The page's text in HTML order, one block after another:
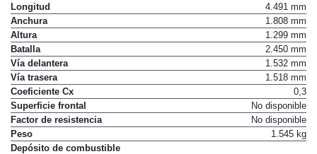
Longitud
4.491 mm
Anchura
1.808 mm
Altura
1.299 mm
Batalla
2.450 mm
Vía delantera
1.532 mm
Vía trasera
1.518 mm
Coeficiente Cx
0,3
Superficie frontal
No disponible
Factor de resistencia
No disponible
Peso
1.545 kg
Depósito de combustible